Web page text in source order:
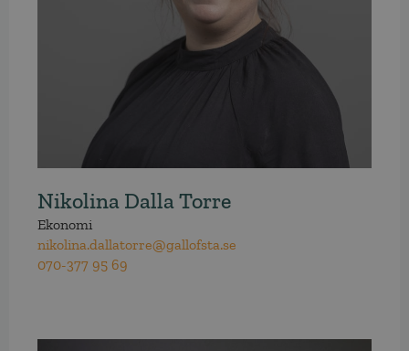
Nikolina Dalla Torre
Ekonomi
nikolina.dallatorre@gallofsta.se
070-377 95 69